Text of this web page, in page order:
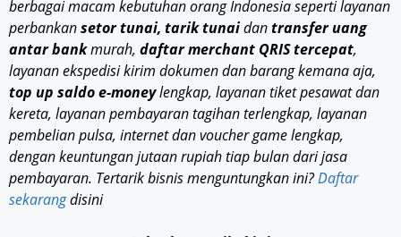
berbagai macam kebutuhan orang Indonesia seperti layanan
perbankansetor tunai, tarik tunaidantransfer uang
antar bankmurah, daftar merchant QRIS tercepat,
layanan ekspedisi kirim dokumen dan barang kemana aja,
top up saldo e-moneylengkap, layanan tiket pesawat dan
kereta, layanan pembayaran tagihan terlengkap, layanan
pembelian pulsa, internet dan voucher game lengkap,
dengan keuntungan jutaan rupiah tiap bulan dari jasa
pembayaran. Tertarik bisnis menguntungkan ini?Daftar
sekarangdisini